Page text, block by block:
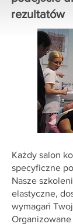
rezultatów
Każdy salon
specyficzne
Nasze
elastyczne,
wymagań